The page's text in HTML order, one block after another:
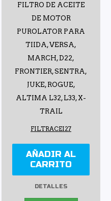
FILTRO DE ACEITE
DE MOTOR
PUROLATOR PARA
TIIDA, VERSA,
MARCH, D22,
FRONTIER, SENTRA,
JUKE, ROGUE,
ALTIMA L32, L33, X-
TRAIL
FILTRACEI27
AÑADIR AL
CARRITO
DETALLES